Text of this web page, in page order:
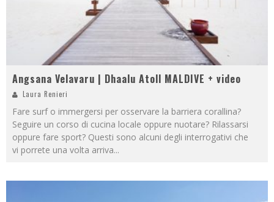
Angsana Velavaru | Dhaalu Atoll MALDIVE + video
Laura Renieri
Fare surf o immergersi per osservare la barriera corallina?
Seguire un corso di cucina locale oppure nuotare? Rilassarsi
oppure fare sport? Questi sono alcuni degli interrogativi che
vi porrete una volta arriva...